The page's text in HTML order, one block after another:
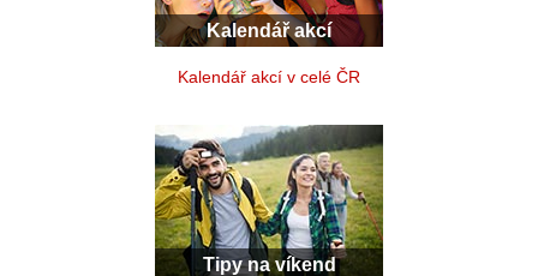
Kalendář akcí
Kalendář akcí v celé ČR
Tipy na víkend